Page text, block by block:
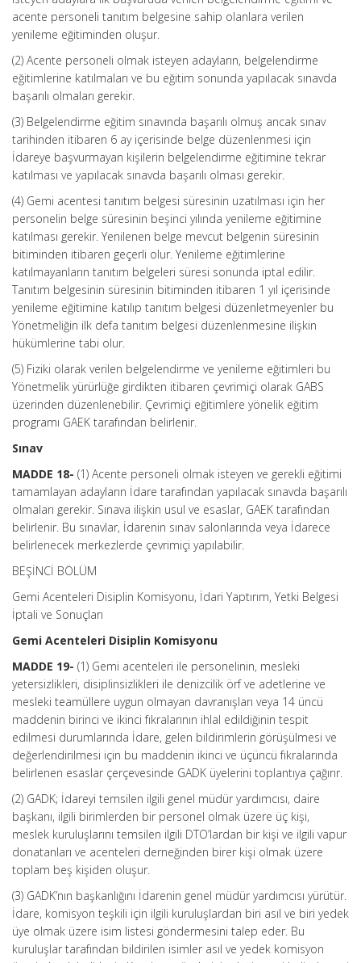
acente personeli tanıtım belgesine sahip olanlara verilen
yenileme eğitiminden oluşur.
(2) Acente personeli olmak isteyen adayların, belgelendirme
eğitimlerine katılmaları ve bu eğitim sonunda yapılacak sınavda
başarılı olmaları gerekir.
(3) Belgelendirme eğitim sınavında başarılı olmuş ancak sınav
tarihinden itibaren 6 ay içerisinde belge düzenlenmesi için
İdareye başvurmayan kişilerin belgelendirme eğitimine tekrar
katılması ve yapılacak sınavda başarılı olması gerekir.
(4) Gemi acentesi tanıtım belgesi süresinin uzatılması için her
personelin belge süresinin beşinci yılında yenileme eğitimine
katılması gerekir. Yenilenen belge mevcut belgenin süresinin
bitiminden itibaren geçerli olur. Yenileme eğitimlerine
katılmayanların tanıtım belgeleri süresi sonunda iptal edilir.
Tanıtım belgesinin süresinin bitiminden itibaren 1 yıl içerisinde
yenileme eğitimine katılıp tanıtım belgesi düzenletmeyenler bu
Yönetmeliğin ilk defa tanıtım belgesi düzenlenmesine ilişkin
hükümlerine tabi olur.
(5) Fiziki olarak verilen belgelendirme ve yenileme eğitimleri bu
Yönetmelik yürürlüğe girdikten itibaren çevrimiçi olarak GABS
üzerinden düzenlenebilir. Çevrimiçi eğitimlere yönelik eğitim
programı GAEK tarafından belirlenir.
Sınav
MADDE 18- (1) Acente personeli olmak isteyen ve gerekli eğitimi
tamamlayan adayların İdare tarafından yapılacak sınavda başarılı
olmaları gerekir. Sınava ilişkin usul ve esaslar, GAEK tarafından
belirlenir. Bu sınavlar, İdarenin sınav salonlarında veya İdarece
belirlenecek merkezlerde çevrimiçi yapılabilir.
BEŞİNCİ BÖLÜM
Gemi Acenteleri Disiplin Komisyonu, İdari Yaptırım, Yetki Belgesi
İptali ve Sonuçları
Gemi Acenteleri Disiplin Komisyonu
MADDE 19- (1) Gemi acenteleri ile personelinin, mesleki
yetersizlikleri, disiplinsizlikleri ile denizcilik örf ve adetlerine ve
mesleki teamüllere uygun olmayan davranışları veya 14 üncü
maddenin birinci ve ikinci fıkralarının ihlal edildiğinin tespit
edilmesi durumlarında İdare, gelen bildirimlerin görüşülmesi ve
değerlendirilmesi için bu maddenin ikinci ve üçüncü fıkralarında
belirlenen esaslar çerçevesinde GADK üyelerini toplantıya çağırır.
(2) GADK; İdareyi temsilen ilgili genel müdür yardımcısı, daire
başkanı, ilgili birimlerden bir personel olmak üzere üç kişi,
meslek kuruluşlarını temsilen ilgili DTO’lardan bir kişi ve ilgili vapur
donatanları ve acenteleri derneğinden birer kişi olmak üzere
toplam beş kişiden oluşur.
(3) GADK’nın başkanlığını İdarenin genel müdür yardımcısı yürütür.
İdare, komisyon teşkili için ilgili kuruluşlardan biri asıl ve biri yedek
üye olmak üzere isim listesi göndermesini talep eder. Bu
kuruluşlar tarafından bildirilen isimler asıl ve yedek komisyon